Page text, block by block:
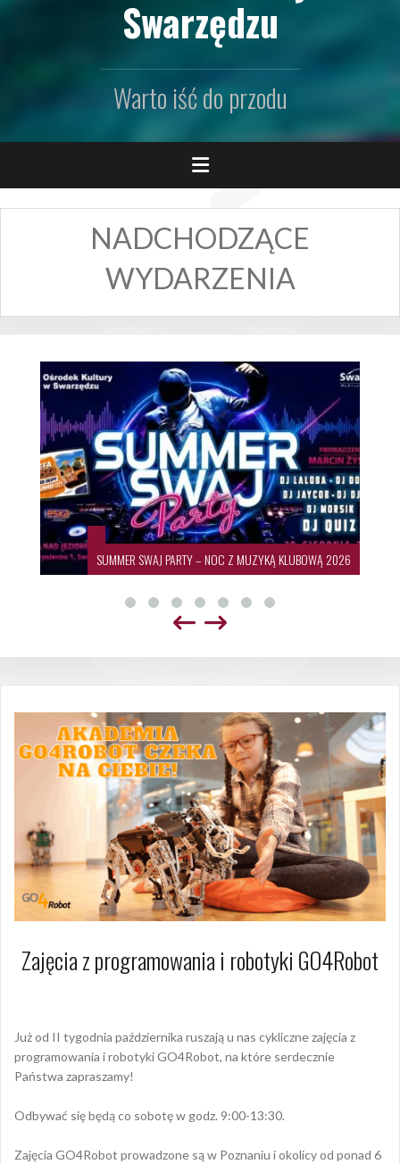
Swarzędzu
Warto iść do przodu
NADCHODZĄCE
WYDARZENIA
SUMMER SWAJ PARTY – NOC Z MUZYKĄ KLUBOWĄ 2026
Zajęcia z programowania i robotyki GO4Robot
Już od II tygodnia października ruszają u nas cykliczne zajęcia z
programowania i robotyki GO4Robot, na które serdecznie
Państwa zapraszamy!
Odbywać się będą co sobotę w godz. 9:00-13:30.
Zajęcia GO4Robot prowadzone są w Poznaniu i okolicy od ponad 6